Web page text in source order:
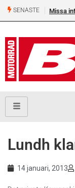
SENASTE Missa
Lundh
14 januari, 2013